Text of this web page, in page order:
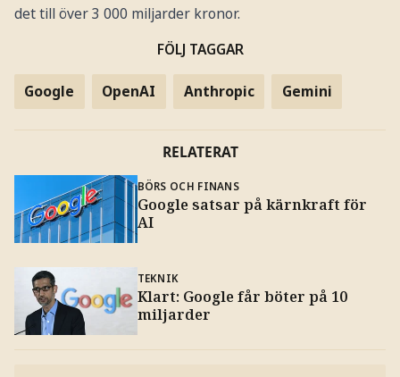
det till över 3 000 miljarder kronor.
FÖLJ TAGGAR
Google OpenAI Anthropic Gemini
RELATERAT
BÖRS OCH FINANS
Google satsar på kärnkraft för
AI
TEKNIK
Klart: Google får böter på 10
miljarder